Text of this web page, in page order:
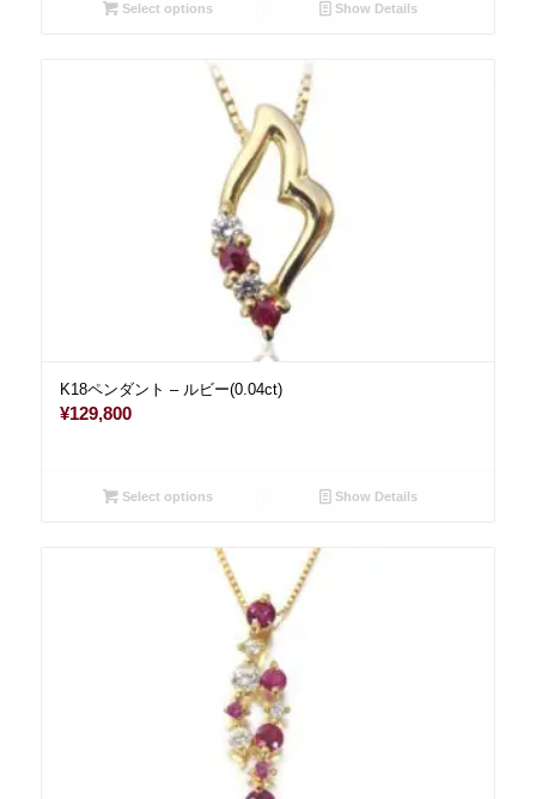
Select options Show Details
K18ペンダント – ルビー(0.04ct)
¥129,800
Select options Show Details